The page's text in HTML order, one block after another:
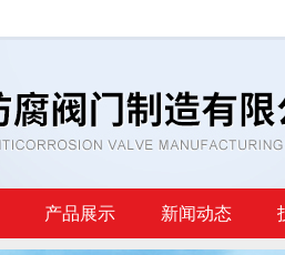
产品展示 新闻动态